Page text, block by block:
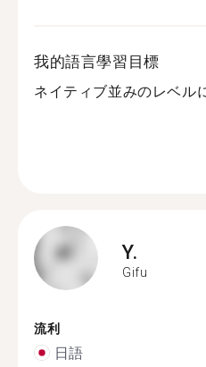
我的語言學習目標
ネイティブ並みのレベル
Y.
Gifu
流利
日語